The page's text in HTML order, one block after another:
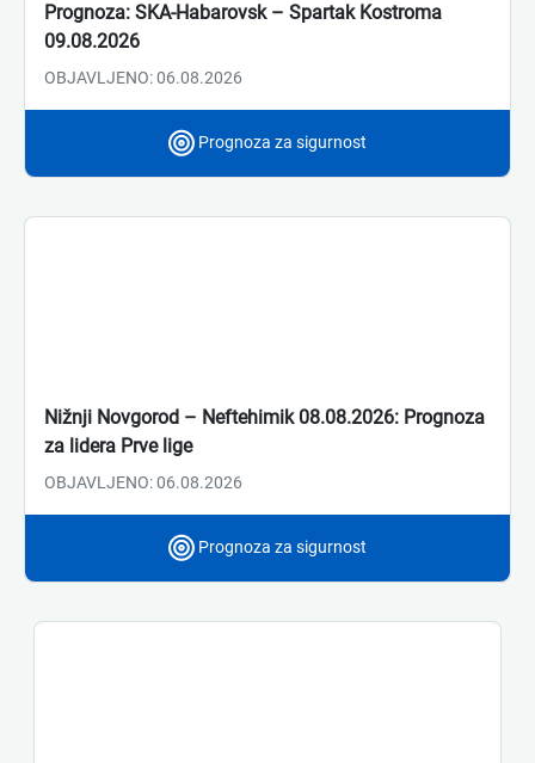
Prognoza: SKA-Habarovsk – Spartak Kostroma
09.08.2026
OBJAVLJENO: 06.08.2026
Prognoza za sigurnost
Nižnji Novgorod – Neftehimik 08.08.2026: Prognoza
za lidera Prve lige
OBJAVLJENO: 06.08.2026
Prognoza za sigurnost